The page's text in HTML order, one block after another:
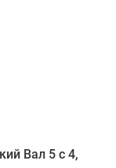
Вал 5 с 4,